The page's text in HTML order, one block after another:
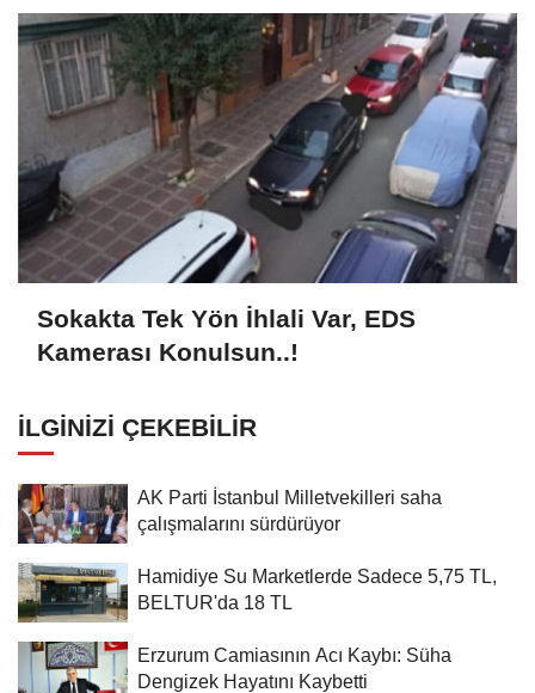
Sokakta Tek Yön İhlali Var, EDS
Kamerası Konulsun..!
İLGINIZI ÇEKEBILIR
AK Parti İstanbul Milletvekilleri saha
çalışmalarını sürdürüyor
Hamidiye Su Marketlerde Sadece 5,75 TL,
BELTUR'da 18 TL
Erzurum Camiasının Acı Kaybı: Süha
Dengizek Hayatını Kaybetti